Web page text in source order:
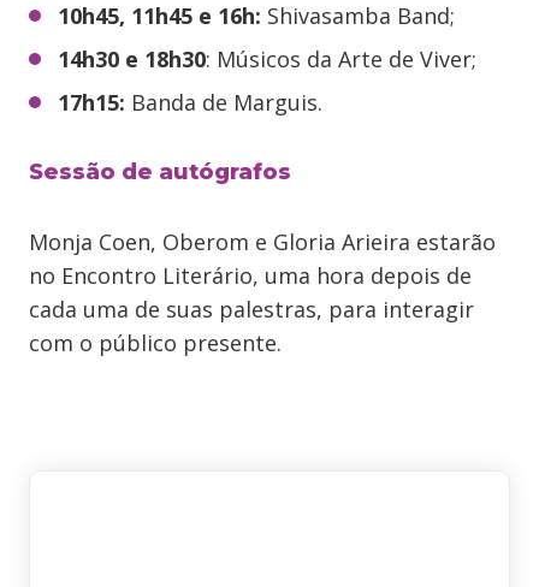
10h45, 11h45 e 16h: Shivasamba Band;
14h30 e 18h30: Músicos da Arte de Viver;
17h15: Banda de Marguis.
Sessão de autógrafos
Monja Coen, Oberom e Gloria Arieira estarão
no Encontro Literário, uma hora depois de
cada uma de suas palestras, para interagir
com o público presente.